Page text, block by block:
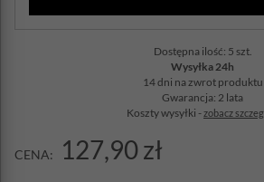
Dostępna ilość: 5 szt.
Wysyłka 24h
14 dni na zwrot produktu
Gwarancja: 2 lata
Koszty wysyłki -zobacz
CENA: 127,90 zł